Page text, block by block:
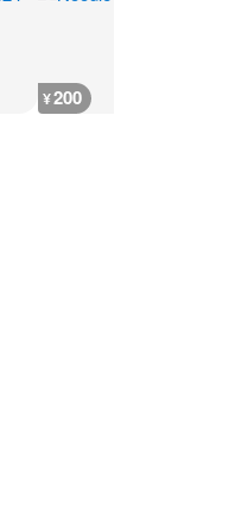
¥200